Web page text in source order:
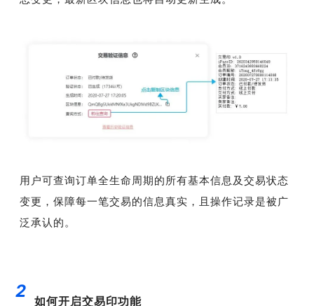
用户可查询订单全生命周期的所有基本信息及交易状态
变更，保障每一笔交易的信息真实，且操作记录是被广
泛承认的。
2 如何开启交易印功能